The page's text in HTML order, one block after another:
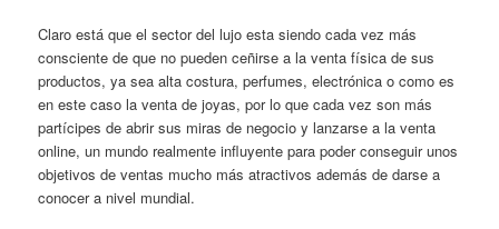
Claro está que el sector del lujo esta siendo cada vez más
consciente de que no pueden ceñirse a la venta física de sus
productos, ya sea alta costura, perfumes, electrónica o como es
en este caso la venta de joyas, por lo que cada vez son más
partícipes de abrir sus miras de negocio y lanzarse a la venta
online, un mundo realmente influyente para poder conseguir unos
objetivos de ventas mucho más atractivos además de darse a
conocer a nivel mundial.